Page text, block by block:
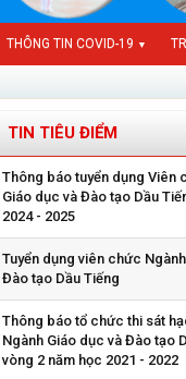
THÔNG TIN COVID-19 ▼
TIN TIÊU ĐIỂM
Thông báo tuyển dụng Viên
Giáo dục và Đào tạo Dầu
2024 - 2025
Tuyển dụng viên chức
Đào tạo Dầu Tiếng
Thông báo tổ chức thi sát
Ngành Giáo dục và Đào tạo
vòng 2 năm học 2021 - 2022